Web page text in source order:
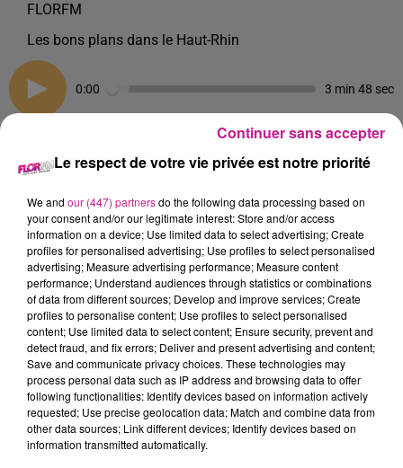
FLORFM
Les bons plans dans le Haut-Rhin
0:00 3 min 48 sec
14 février 2024 - 3 min 48 sec
68 NEWS DU 14 FEVRIER
Retrouvez les 68 news du 14 fevrier, avecDenis Streicher 3G
Immo, votre spécialiste en immobiler dans le secteur de
Guebwiller, Ensisheim, Colmar et environs.
Le respect de votre vie privée est notre priorité
We and our (447) partnersdo the following data processing based on
your consent and/or our legitimate interest: Store and/or access
information on a device; Use limited data to select advertising; Create
profiles for personalised advertising; Use profiles to select personalised
advertising; Measure advertising performance; Measure content
performance; Understand audiences through statistics or combinations
of data from different sources; Develop and improve services; Create
profiles to personalise content; Use profiles to select personalised
content; Use limited data to select content; Ensure security, prevent and
detect fraud, and fix errors; Deliver and present advertising and content;
Save and communicate privacy choices. These technologies may
process personal data such as IP address and browsing data to offer
following functionalities: Identify devices based on information actively
requested; Use precise geolocation data; Match and combine data from
other data sources; Link different devices; Identify devices based on
information transmitted automatically.
Continuer sans accepter